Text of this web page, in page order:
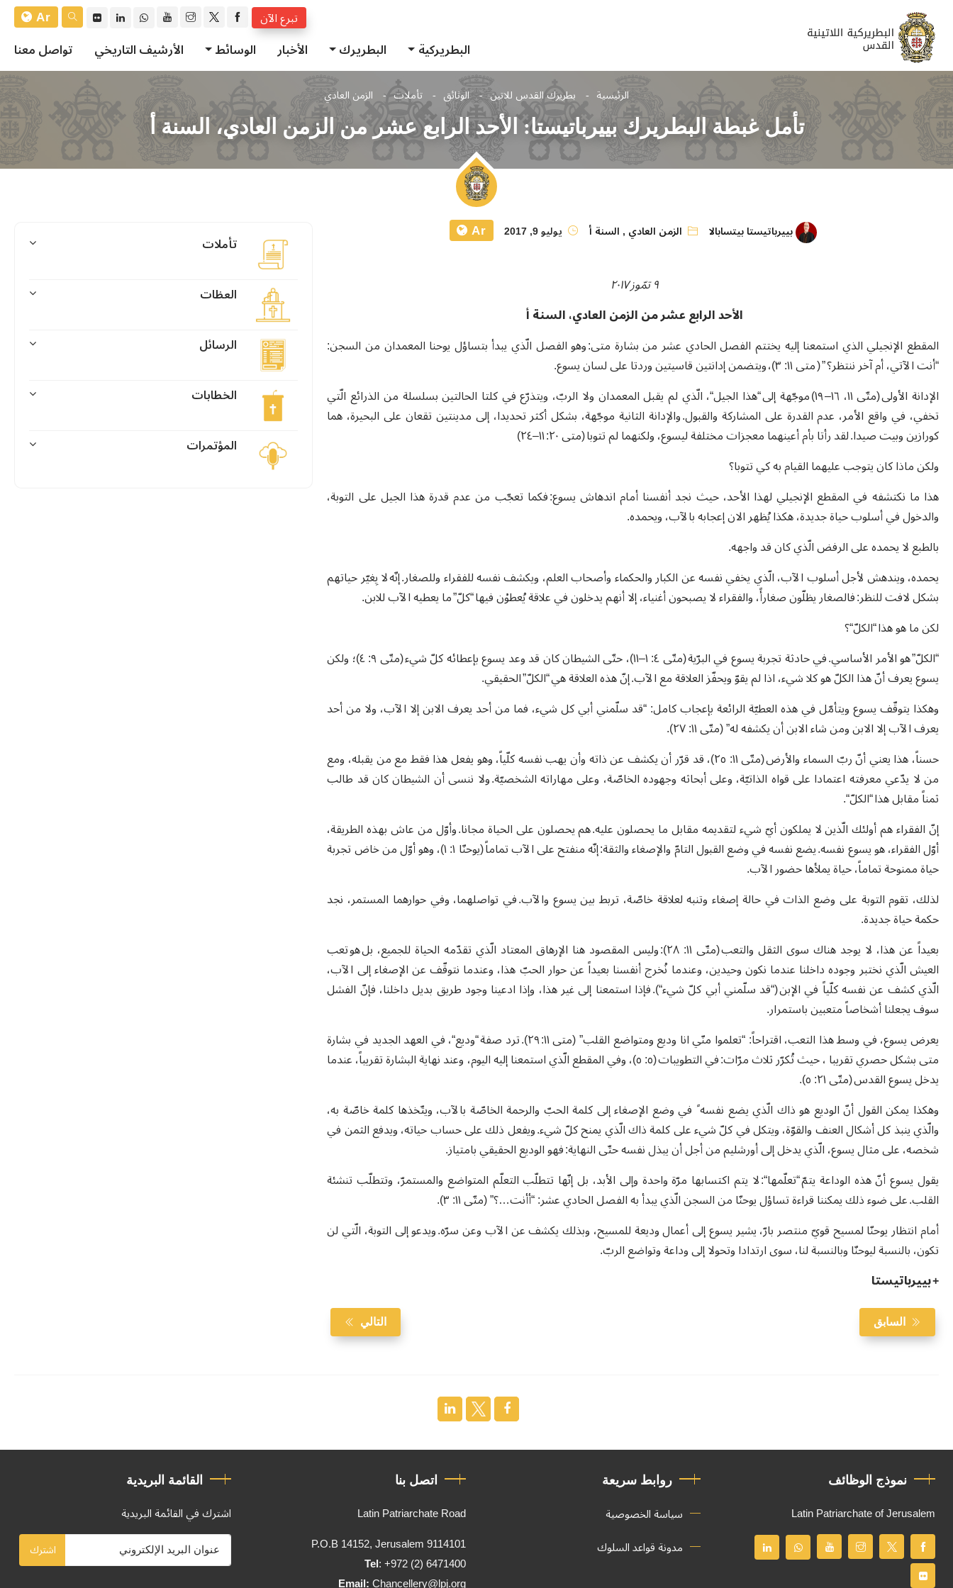
تبرع الآن
Ar
البطريركية
البطريرك الأخبار الوسائط الأرشيف التاريخي تواصل معنا
الرئيسية بطريرك القدس للاتين الوثائق تأملات الزمن العادي
تأمل غبطة البطريرك بييرباتيستا: الأحد الرابع عشر من الزمن العادي، السنة أ
بييرباتيستا بيتسابالا الزمن العادي , السنة أ يوليو 9, 2017 Ar
٩ تمّوز ٢٠١٧
الأحد الرابع عشر من الزمن العادي، السنة أ
المقطع الإنجيلي الذي استمعنا إليه يختتم الفصل الحادي عشر من بشارة متى: وهو الفصل الّذي يبدأ بتساؤل يوحنا المعمدان من السجن:
“أنت الآتي، أم آخر ننتظر؟ ” ( متى ١١: ٣)، ويتضمن إدانتين قاسيتين وردتا على لسان يسوع.
الإدانة الأولى (متّى ١١، ١٦– ١٩) موجّهة إلى “هذا الجيل“، الّذي لم يقبل المعمدان ولا الربّ، ويتذرّع في كلتا الحالتين بسلسلة من الذرائع الّتي
تخفي، في واقع الأمر، عدم القدرة على المشاركة والقبول. والإدانة الثانية موجّهة، بشكل أكثر تحديدا، إلى مدينتين تقعان على البحيرة، هما
كورازين وبيت صيدا. لقد رأتا بأم أعينهما معجزات مختلفة ليسوع، ولكنهما لم تتوبا (متى ٢٠: ١١–٢٤)
ولكن ماذا كان يتوجب عليهما القيام به كي تتوبا؟
هذا ما نكتشفه في المقطع الإنجيلي لهذا الأحد، حيث نجد أنفسنا أمام اندهاش يسوع: فكما تعجّب من عدم قدرة هذا الجيل على التوبة،
والدخول في أسلوب حياة جديدة، هكذا يُظهر الان إعجابه بالآب، ويحمده.
بالطبع لا يحمده على الرفض الّذي كان قد واجهه.
يحمده، ويندهش لأجل أسلوب الآب، الّذي يخفي نفسه عن الكبار والحكماء وأصحاب العلم، ويكشف نفسه للفقراء وللصغار. إنّه لا يِغيّر حياتهم
بشكل لافت للنظر: فالصغار يظلّون صغارأً، والفقراء لا يصبحون أغنياء، إلا أنهم يدخلون في علاقة يُعطوْن فيها “كلّ” ما يعطيه الآب للابن.
لكن ما هو هذا “الكلّ“؟
“الكلّ” هو الأمر الأساسي. في حادثة تجربة يسوع في البرّية (متّى ٤: ١–١١)، حتّى الشيطان كان قد وعد يسوع بإعطائه كلّ شيء (متّى ٩: ٤)؛ ولكن
يسوع يعرف أنّ هذا الكلّ هو كلا شيء، اذا لم يقوّ ويحفّز العلاقة مع الآب. إنّ هذه العلاقة هي “الكلّ” الحقيقي.
وهكذا يتوقّف يسوع ويتأمّل في هذه العطيّة الرائعة بإعجاب كامل: “قد سلّمني أبي كل شيء، فما من أحد يعرف الابن إلا الآب، ولا من أحد
يعرف الآب إلا الابن ومن شاء الابن أن يكشفه له” (متّى ١١: ٢٧).
حسناً، هذا يعني أنّ ربّ السماء والأرض (متّى ١١: ٢٥)، قد قرّر أن يكشف عن ذاته وأن يهب نفسه كلّياً، وهو يفعل هذا فقط مع من يقبله، ومع
من لا يدّعي معرفته اعتمادا على قواه الذاتيّة، وعلى أبحاثه وجهوده الخاصّة، وعلى مهاراته الشخصيّة. ولا ننسى أن الشيطان كان قد طالب
ثمناً مقابل هذا “الكلّ“.
إنّ الفقراء هم أولئك الّذين لا يملكون أيّ شيء لتقديمه مقابل ما يحصلون عليه. هم يحصلون على الحياة مجانا. وأوّل من عاش بهذه الطريقة،
أوّل الفقراء، هو يسوع نفسه. يضع نفسه في وضع القبول التامّ والإصغاء والثقة: إنّه منفتح على الآب تماماً (يوحنّا ١: ١)، وهو أوّل من خاض تجربة
حياة ممنوحة تماماً، حياة يملأها حضور الآب.
لذلك، تقوم التوبة على وضع الذات في حالة إصغاء وتنبه لعلاقة خاصّة، تربط بين يسوع والآب. في تواصلهما، وفي حوارهما المستمر، نجد
حكمة حياة جديدة.
بعيداً عن هذا، لا يوجد هناك سوى الثقل والتعب (متّى ١١: ٢٨): وليس المقصود هنا الإرهاق المعتاد الّذي تقدّمه الحياة للجميع، بل هو تعب
العيش الّذي نختبر وجوده داخلنا عندما نكون وحيدين، وعندما نُخرج أنفسنا بعيداً عن حوار الحبّ هذا، وعندما نتوقّف عن الإصغاء إلى الآب،
الّذي كشف عن نفسه كلّياً في الإبن (“قد سلّمني أبي كلّ شيء“). فإذا استمعنا إلى غير هذا، وإذا ادعينا وجود طريق بديل داخلنا، فإنّ الفشل
سوف يجعلنا أشخاصاً متعبين باستمرار.
يعرض يسوع، في وسط هذا التعب، اقتراحاً: “تعلموا منّي انا وديع ومتواضع القلب” (متى ١١: ٢٩). ترد صفة “وديع“، في العهد الجديد في بشارة
متى بشكل حصري تقريبا ، حيث تُكرّر ثلاث مرّات: في التطويبات (٥: ٥)، وفي المقطع الّذي استمعنا إليه اليوم، وعند نهاية البشارة تقريباً، عندما
يدخل يسوع القدس (متّى ٢١: ٥).
وهكذا يمكن القول أنّ الوديع هو ذاك الّذي يضع نفسه ً في وضع الإصغاء إلى كلمة الحبّ والرحمة الخاصّة بالآب، ويتّخذها كلمة خاصّة به،
والّذي ينبذ كل أشكال العنف والقوّة، ويتكل في كلّ شيء على كلمة ذاك الّذي يمنح كلّ شيء. ويفعل ذلك على حساب حياته، ويدفع الثمن في
شخصه، على مثال يسوع، الّذي يدخل إلى أورشليم من أجل أن يبذل نفسه حتّى النهاية: فهو الوديع الحقيقي بامتياز.
يقول يسوع أنّ هذه الوداعة يتمّ “تعلّمها“: لا يتم اكتسابها مرّة واحدة وإلى الأبد، بل إنّها تتطلّب التعلّم المتواضع والمستمرّ، وتتطلّب تنشئة
القلب. على ضوء ذلك يمكننا قراءة تساؤل يوحنّا من السجن الّذي يبدأ به الفصل الحادي عشر: “أأنت…؟” (متّى ١١: ٣).
أمام انتظار يوحنّا لمسيح قويّ منتصر بارّ، يشير يسوع إلى أعمال وديعة للمسيح، وبذلك يكشف عن الآب وعن سرّه. ويدعو إلى التوبة، الّتي لن
تكون، بالنسبة ليوحنّا وبالنسبة لنا، سوى ارتدادا وتحولا إلى وداعة وتواضع الربّ.
+ بييرباتيستا
السابق التالي
تأملات
العظات
الرسائل
الخطابات
المؤتمرات
نموذج الوظائف
Latin Patriarchate of Jerusalem
روابط سريعة
سياسة الخصوصية
مدونة قواعد السلوك
اتصل بنا
Latin Patriarchate Road
P.O.B 14152, Jerusalem 9114101
Tel: +972 (2) 6471400
القائمة البريدية
اشترك في القائمة البريدية
اشترك